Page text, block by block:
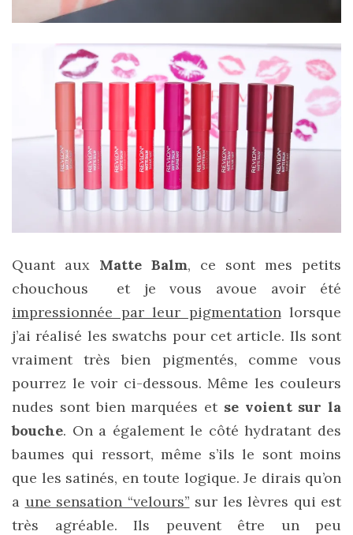
DIY/Recettes
(15)
Lecture/Séries
Vie
quotidienne/Maison
(61)
(5)
Conseils
Découvertes
mode
Derniers
achats
(45)
Quant aux Matte Balm, ce sont mes petits
chouchous et je vous avoue avoir été
impressionnée par leur pigmentationlorsque
j’ai réalisé les swatchs pour cet article. Ils sont
vraiment très bien pigmentés, comme vous
pourrez le voir ci-dessous. Même les couleurs
nudes sont bien marquées et se voient sur la
bouche. On a également le côté hydratant des
baumes qui ressort, même s’ils le sont moins
que les satinés, en toute logique. Je dirais qu’on
a une sensation “velours” sur les lèvres qui est
très agréable. Ils peuvent être un peu